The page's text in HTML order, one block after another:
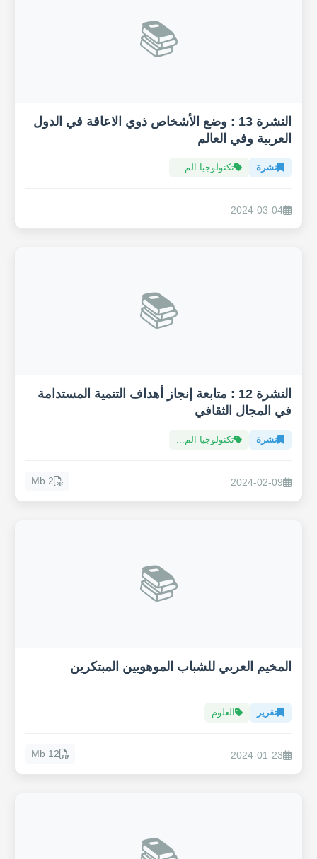
📚
النشرة 13 : وضع الأشخاص ذوي الاعاقة في الدول
العربية وفي العالم
نشرة تكنولوجيا الم...
2024-03-04
📚
النشرة 12 : متابعة إنجاز أهداف التنمية المستدامة
في المجال الثقافي
نشرة تكنولوجيا الم...
2024-02-09
2 Mb
📚
المخيم العربي للشباب الموهوبين المبتكرين
تقرير العلوم
2024-01-23
12 Mb